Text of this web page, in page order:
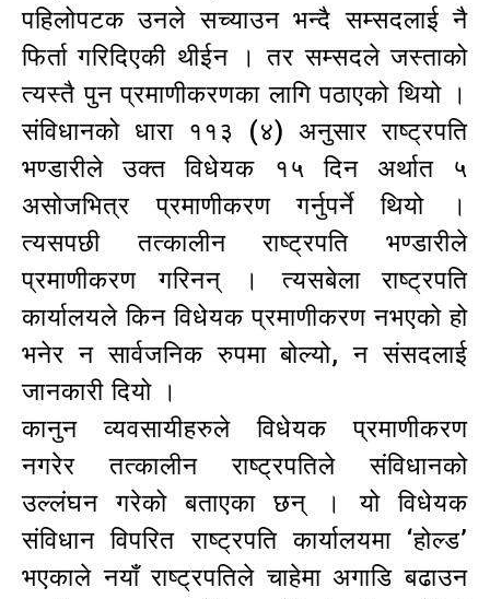
पहिलोपटक उनले सच्याउन भन्दै सम्सदलाई नै
फिर्ता गरिदिएकी थीईन । तर सम्सदले जस्ताको
त्यस्तै पुन प्रमाणीकरणका लागि पठाएको थियो ।
संविधानको धारा ११३ (४) अनुसार राष्ट्रपति
भण्डारीले उक्त विधेयक १५ दिन अर्थात ५
असोजभित्र प्रमाणीकरण गर्नुपर्ने थियो ।
त्यसपछी तत्कालीन राष्ट्रपति भण्डारीले
प्रमाणीकरण गरिनन् । त्यसबेला राष्ट्रपति
कार्यालयले किन विधेयक प्रमाणीकरण नभएको हो
भनेर न सार्वजनिक रुपमा बोल्यो, न संसदलाई
जानकारी दियो ।
कानुन व्यवसायीहरुले विधेयक प्रमाणीकरण
नगरेर तत्कालीन राष्ट्रपतिले संविधानको
उल्लंघन गरेको बताएका छन् । यो विधेयक
संविधान विपरित राष्ट्रपति कार्यालयमा ‘होल्ड’
भएकाले नयाँ राष्ट्रपतिले चाहेमा अगाडि बढाउन